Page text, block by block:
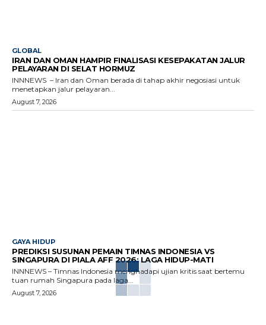
GLOBAL
IRAN DAN OMAN HAMPIR FINALISASI KESEPAKATAN JALUR
PELAYARAN DI SELAT HORMUZ
INNNEWS – Iran dan Oman berada di tahap akhir negosiasi untuk
menetapkan jalur pelayaran...
August 7, 2026
GAYA HIDUP
PREDIKSI SUSUNAN PEMAIN TIMNAS INDONESIA VS
SINGAPURA DI PIALA AFF 2026: LAGA HIDUP-MATI
INNNEWS – Timnas Indonesia menghadapi ujian kritis saat bertemu
tuan rumah Singapura pada laga...
August 7, 2026